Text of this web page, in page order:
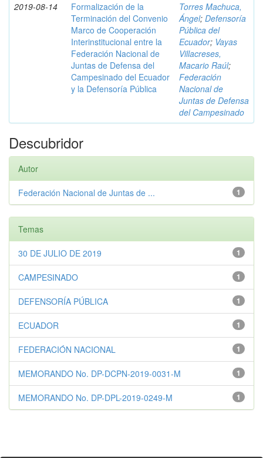
2019-08-14
Formalización de la
Terminación del Convenio
Marco de Cooperación
Interinstitucional entre la
Federación Nacional de
Juntas de Defensa del
Campesinado del Ecuador
y la Defensoría Pública
Torres Machuca,
Ángel; Defensoría
Pública del
Ecuador; Vayas
Villacreses,
Macario Raúl;
Federación
Nacional de
Juntas de Defensa
del Campesinado
Descubridor
Autor
1
Federación Nacional de Juntas de ...
Temas
1
30 DE JULIO DE 2019
1
CAMPESINADO
1
DEFENSORÍA PÚBLICA
1
ECUADOR
1
FEDERACIÓN NACIONAL
1
MEMORANDO No. DP-DCPN-2019-0031-M
1
MEMORANDO No. DP-DPL-2019-0249-M